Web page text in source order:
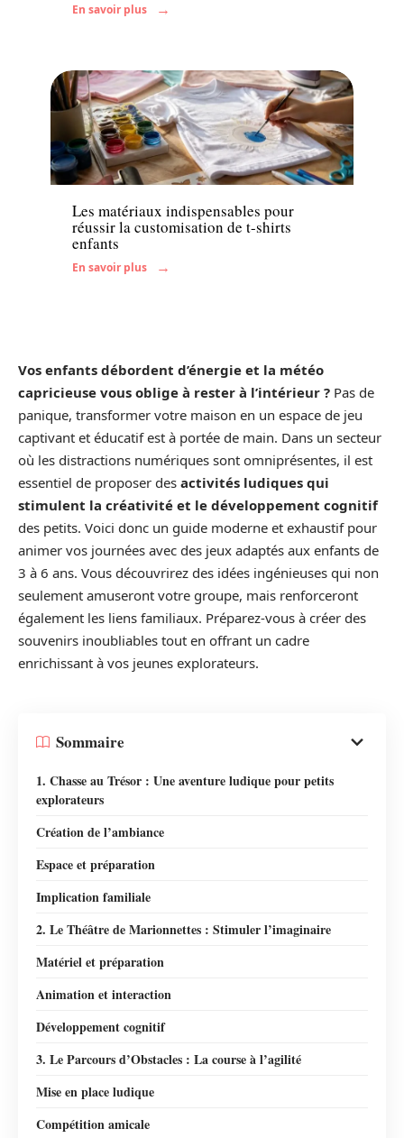
En savoir plus
Enfant
Les matériaux indispensables pour
réussir la customisation de t-shirts
enfants
En savoir plus
Vos enfants débordent d’énergie et la météo
capricieuse vous oblige à rester à l’intérieur ? Pas de
panique, transformer votre maison en un espace de jeu
captivant et éducatif est à portée de main. Dans un secteur
où les distractions numériques sont omniprésentes, il est
essentiel de proposer des activités ludiques qui
stimulent la créativité et le développement cognitif
des petits. Voici donc un guide moderne et exhaustif pour
animer vos journées avec des jeux adaptés aux enfants de
3 à 6 ans. Vous découvrirez des idées ingénieuses qui non
seulement amuseront votre groupe, mais renforceront
également les liens familiaux. Préparez-vous à créer des
souvenirs inoubliables tout en offrant un cadre
enrichissant à vos jeunes explorateurs.
Sommaire
1. Chasse au Trésor : Une aventure ludique pour petits
explorateurs
Création de l’ambiance
Espace et préparation
Implication familiale
2. Le Théâtre de Marionnettes : Stimuler l’imaginaire
Matériel et préparation
Animation et interaction
Développement cognitif
3. Le Parcours d’Obstacles : La course à l’agilité
Mise en place ludique
Compétition amicale